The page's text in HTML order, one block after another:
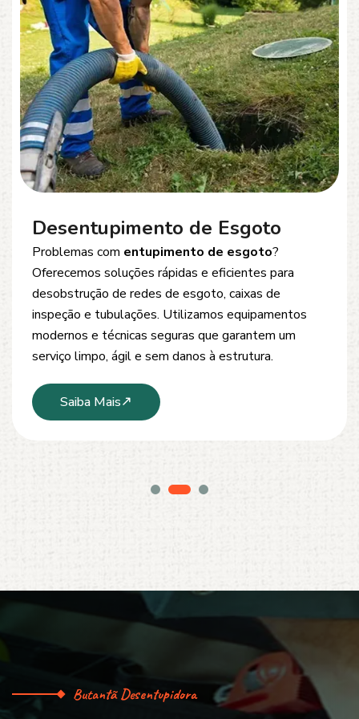
Desentupimento de Esgoto
Problemas com entupimento de esgoto?
Oferecemos soluções rápidas e eficientes para
desobstrução de redes de esgoto, caixas de
inspeção e tubulações. Utilizamos equipamentos
modernos e técnicas seguras que garantem um
serviço limpo, ágil e sem danos à estrutura.
Saiba Mais
Butantã Desentupidora